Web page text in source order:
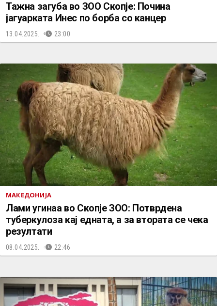
Тажна загуба во ЗОО Скопје: Почина
јагуарката Инес по борба со канцер
13.04.2025. 23:00
МАКЕДОНИЈА
Лами угинаа во Скопје ЗОО: Потврдена
туберкулоза кај едната, а за втората се чека
резултати
08.04.2025. 22:46